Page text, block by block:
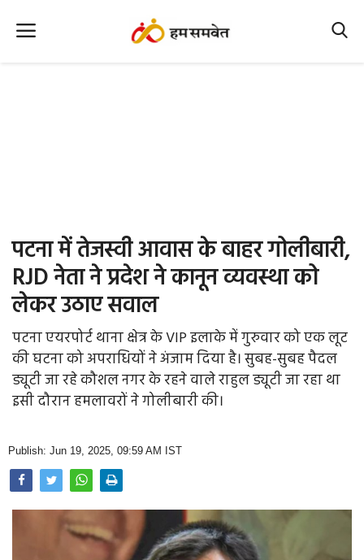
Office Office
Political Gossips
Farm & Food
Opinion
Photo Gallery
Home
पटना में तेजस्वी आवास के बाहर गोलीबारी,
RJD नेता ने प्रदेश ने कानून व्यवस्था को
लेकर उठाए सवाल
पटना एयरपोर्ट थाना क्षेत्र के VIP इलाके में गुरुवार को एक लूट
की घटना को अपराधियों ने अंजाम दिया है। सुबह-सुबह पैदल
ड्यूटी जा रहे कौशल नगर के रहने वाले राहुल ड्यूटी जा रहा था
इसी दौरान हमलावरों ने गोलीबारी की।
Publish: Jun 19, 2025, 09:59 AM IST